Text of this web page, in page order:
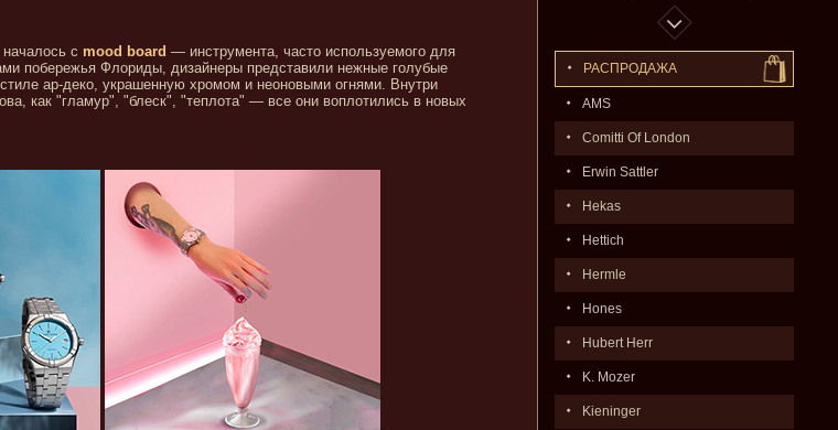
РАСПPОДАЖA
AMS
Comitti Of London
Erwin Sattler
Hekas
Hettich
Hermle
Hones
Hubert Herr
K. Mozer
Kieninger
началось с mood board — инструмента, часто используемого для
побережья Флориды, дизайнеры представили нежные голубые
ар-деко, украшенную хромом и неоновыми огнями. Внутри
как "гламур", "блеск", "теплота" — все они воплотились в новых